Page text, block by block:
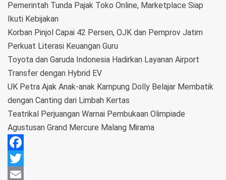
Pemerintah Tunda Pajak Toko Online, Marketplace Siap
Ikuti Kebijakan
Korban Pinjol Capai 42 Persen, OJK dan Pemprov Jatim
Perkuat Literasi Keuangan Guru
Toyota dan Garuda Indonesia Hadirkan Layanan Airport
Transfer dengan Hybrid EV
UK Petra Ajak Anak-anak Kampung Dolly Belajar Membatik
dengan Canting dari Limbah Kertas
Teatrikal Perjuangan Warnai Pembukaan Olimpiade
Agustusan Grand Mercure Malang Mirama
Facebook
Twitter